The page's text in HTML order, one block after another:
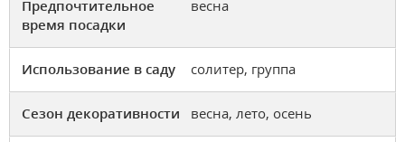
Предпочтительное
время посадки
весна
Использование в саду солитер, группа
Сезон декоративности весна, лето, осень